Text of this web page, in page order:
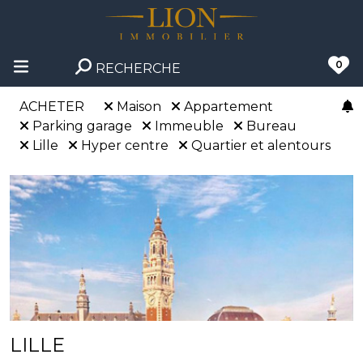
RECHERCHE 0
ACHETER Maison
Appartement
Parking garage
Immeuble
Bureau
Lille
Hyper centre Quartier et alentours
LILLE